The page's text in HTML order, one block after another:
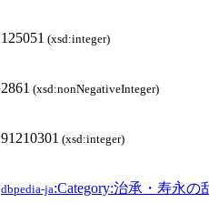
125051 (xsd:integer)
2861 (xsd:nonNegativeInteger)
91210301 (xsd:integer)
dbpedia-ja:Category:治承・寿永の